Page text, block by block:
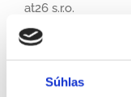
Súhlas
at26 s.r.o.
TYP PROJEKTU